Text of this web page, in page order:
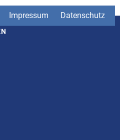
Impressum Datenschutz